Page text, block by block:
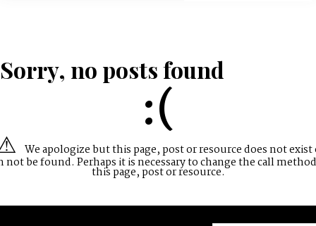
Sorry, no posts found
:(
We apologize but this page, post or resource does not exist
not be found. Perhaps it is necessary to change the call
this page, post or resource.